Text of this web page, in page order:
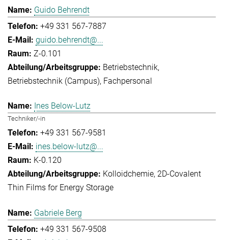
Guido Behrendt
+49 331 567-7887
guido.behrendt@...
Z-0.101
Betriebstechnik
Betriebstechnik (Campus) Fachpersonal
Ines Below-Lutz
Techniker/-in
+49 331 567-9581
ines.below-lutz@...
K-0.120
Kolloidchemie 2D-Covalent
Thin Films for Energy Storage
Gabriele Berg
+49 331 567-9508